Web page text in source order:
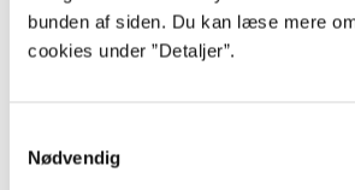
bunden af siden. Du kan læse mere
cookies under ”Detaljer”.
Nødvendig